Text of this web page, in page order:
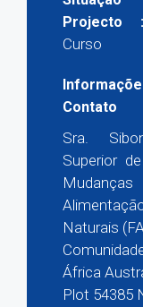
Projecto :
Curso
Contato
Sra.
Superior
Naturais
África
Plot 54385